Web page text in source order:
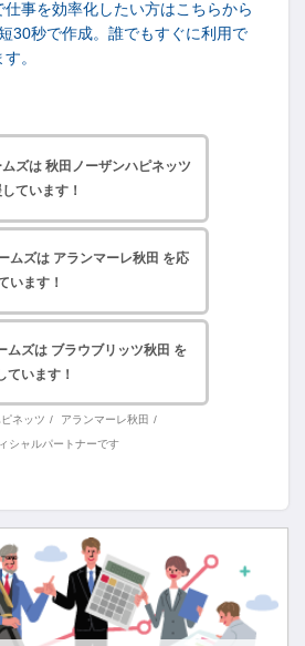
仕事を効率化したい方はこちらから
30秒で作成。誰でもすぐに利用で
。
ズは 秋田ノーザンハピネッツ
ています！
ムズは アランマーレ秋田 を応
います！
ムズは ブラウブリッツ秋田 を
ています！
ネッツ / アランマーレ秋田 /
シャルパートナーです